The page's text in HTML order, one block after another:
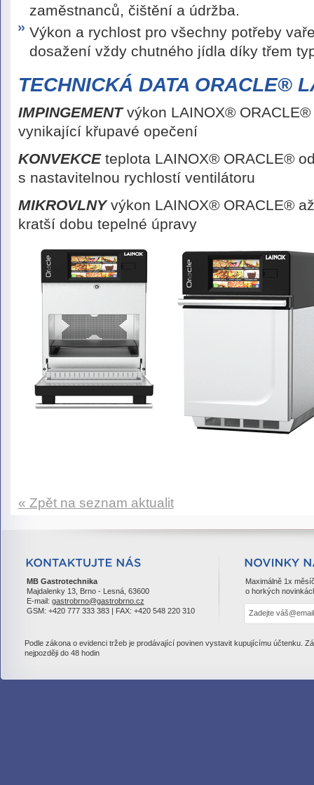
zaměstnanců, čištění a údržba.
Výkon a rychlost pro všechny potřeby
dosažení vždy chutného jídla díky třem
TECHNICKÁ DATA ORACLE®
IMPINGEMENTvýkon LAINOX® ORACLE®
vynikající křupavé opečení
KONVEKCEteplota LAINOX® ORACLE®
s nastavitelnou rychlostí ventilátoru
MIKROVLNYvýkon LAINOX® ORACLE®
kratší dobu tepelné úpravy
« Zpět na seznam aktualit
MB Gastrotechnika
Majdalenky 13, Brno - Lesná, 63600
E-mail: gastrobrno@gastrobrno.cz
GSM: +420 777 333 383 | FAX: +420 548 220 310
Maximálně 1x
o horkých
Podle zákona o evidenci tržeb je prodávající povinen vystavit kupujícímu účtenku.
nejpozději do 48 hodin